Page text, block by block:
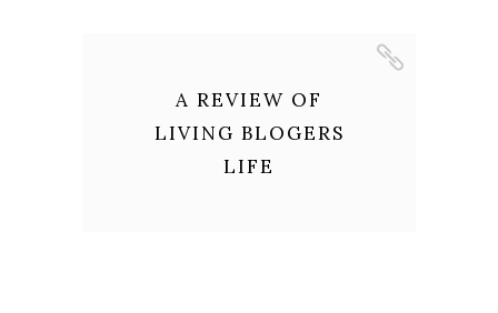
A REVIEW OF
LIVING BLOGERS
LIFE